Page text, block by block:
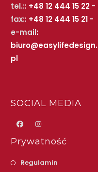
tel.:: +48 12 444 15 22 -
fax:: +48 12 444 15 21 -
e-mail:
biuro@easylifedesign.
pl
SOCIAL MEDIA
Prywatność
Regulamin